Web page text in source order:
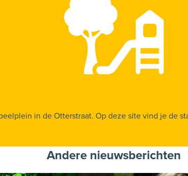
in de Otterstraat. Op deze site vind je de
Andere nieuwsberichten